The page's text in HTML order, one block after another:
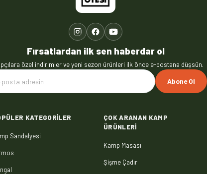
Fırsatlardan ilk sen haberdar ol
özel indirimler ve yeni sezon ürünleri ilk önce e-postana düşsün.
Abone Ol
KATEGORILER
Sandalyesi
ÇOK ARANAN KAMP
ÜRÜNLERI
Kamp Masası
Şişme Çadır